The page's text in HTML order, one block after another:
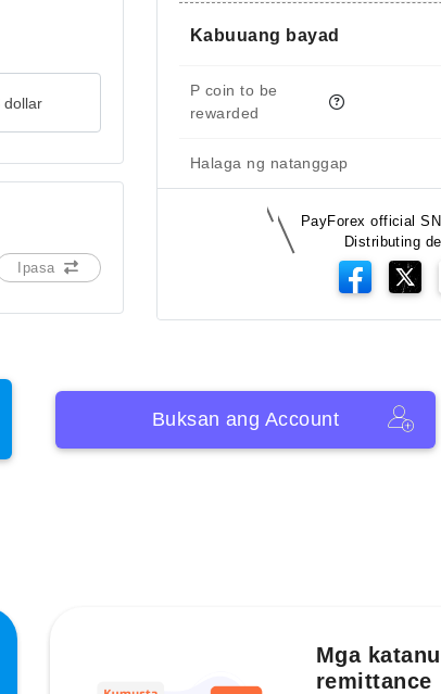
dollar
Ipasa
Kabuuang bayad
P coin to be
rewarded
Halaga ng natanggap
PayForex official
Distributing
Buksan ang Account
Mga
remittance